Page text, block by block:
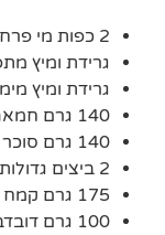
2 כפות מי פרחים מפרחי התפוז
גרידת ומיץ
גרידת ומיץ
140 גרם חמאה בלתי מלוחה, מרוככת
140 גרם סוכר דק זהוב
2 ביצים גדולות, מוקצפות
175 גרם קמח רגיל
100 גרם דובדבן מזוגג אך לא צבוע, חצוי